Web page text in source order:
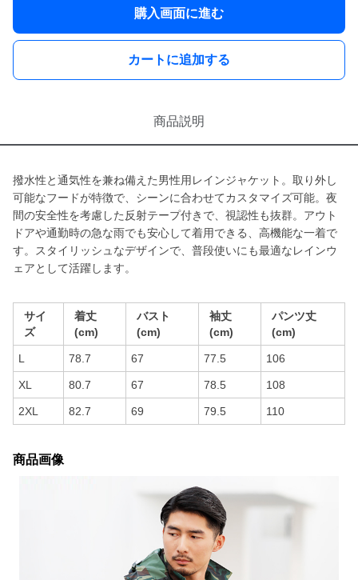
購入画面に進む
カートに追加する
商品説明
撥水性と通気性を兼ね備えた男性用レインジャケット。取り外し
可能なフードが特徴で、シーンに合わせてカスタマイズ可能。夜
間の安全性を考慮した反射テープ付きで、視認性も抜群。アウト
ドアや通勤時の急な雨でも安心して着用できる、高機能な一着で
す。スタイリッシュなデザインで、普段使いにも最適なレインウ
ェアとして活躍します。
サイ
ズ
着丈
(cm)
バスト
(cm)
袖丈
(cm)
パンツ丈
(cm)
L 78.7 67 77.5 106
XL 80.7 67 78.5 108
2XL 82.7 69 79.5 110
商品画像